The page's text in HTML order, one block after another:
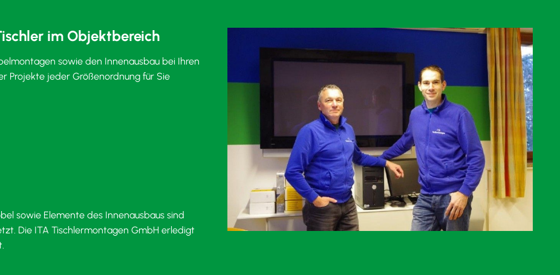
im Objektbereich
sowie den Innenausbau bei Ihren
Projekte jeder Größenordnung für Sie
sowie Elemente des Innenausbaus sind
Die ITA Tischlermontagen GmbH erledigt